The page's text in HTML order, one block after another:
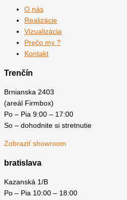
O nás
Realizácie
Vizualizácia
Prečo my ?
Kontakt
Trenčín
Brnianska 2403
(areál Firmbox)
Po – Pia 9:00 – 17:00
So – dohodnite si stretnutie
Zobraziť showroom
bratislava
Kazanská 1/B
Po – Pia 10:00 – 18:00